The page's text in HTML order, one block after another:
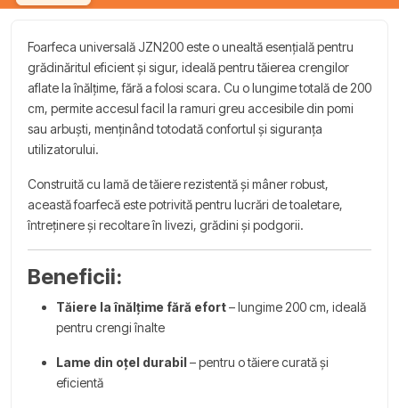
Foarfeca universală JZN200 este o unealtă esențială pentru
grădinăritul eficient și sigur, ideală pentru tăierea crengilor
aflate la înălțime, fără a folosi scara. Cu o lungime totală de 200
cm, permite accesul facil la ramuri greu accesibile din pomi
sau arbuști, menținând totodată confortul și siguranța
utilizatorului.
Construită cu lamă de tăiere rezistentă și mâner robust,
această foarfecă este potrivită pentru lucrări de toaletare,
întreținere și recoltare în livezi, grădini și podgorii.
Beneficii:
Tăiere la înălțime fără efort– lungime 200 cm, ideală
pentru crengi înalte
Lame din oțel durabil– pentru o tăiere curată și
eficientă